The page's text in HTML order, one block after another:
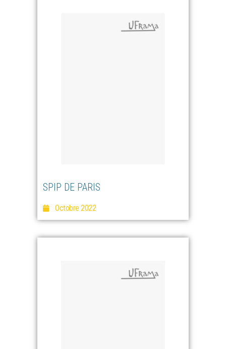
SPIP DE PARIS
Octobre 2022